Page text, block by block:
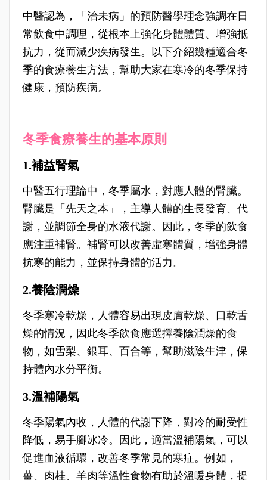
中醫認為，「治未病」的預防醫學理念強調在日
常飲食中調理，從根本上強化身體體質、增強抵
抗力，從而減少疾病發生。以下介紹幾種適合冬
季的食療養生方法，幫助大家在寒冷的冬季保持
健康，預防疾病。
冬季食療養生的基本原則
1.補益腎氣
中醫五行理論中，冬季屬水，對應人體的腎臟。
腎臟是「先天之本」，主導人體的生長發育、代
謝，並調節全身的水液代謝。因此，冬季的飲食
應注重補腎。補腎可以改善虛寒體質，增強身體
抗寒的能力，並保持身體的活力。
2.養陰潤燥
冬季寒冷乾燥，人體容易出現皮膚乾燥、口乾舌
燥的情況，因此冬季飲食應選擇養陰潤燥的食
物，如雪梨、銀耳、百合等，幫助滋陰生津，保
持體內水分平衡。
3.溫補陽氣
冬季陽氣內收，人體的代謝下降，對冷的耐受性
降低，易手腳冰冷。因此，適當溫補陽氣，可以
促進血液循環，改善冬季常見的寒症。例如，
薑、肉桂、羊肉等溫性食物有助於溫暖身體，提